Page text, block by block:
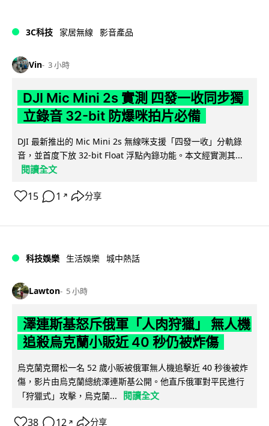
3C科技 家居無線 影音產品
Vin 3 小時
DJI Mic Mini 2s 實測 四發一收同步獨
立錄音 32-bit 防爆咪拍片必備
DJI 最新推出的 Mic Mini 2s 無線咪支援「四發一收」分軌錄
音，並首度下放 32-bit Float 浮點內錄功能。本文經實測其...
閱讀全文
15 1 ↗ 分享
科技娛樂 生活娛樂 城中熱話
Lawton 5 小時
澤連斯基怒斥俄軍「人肉狩獵」 無人機
追殺烏克蘭小販近 40 秒仍被炸傷
烏克蘭克爾松一名 52 歲小販被俄軍無人機追擊近 40 秒後被炸
傷，影片由烏克蘭總統澤連斯基公開。他直斥俄軍對平民進行
「狩獵式」攻擊，烏克蘭...
閱讀全文
38 12 ↗ 分享